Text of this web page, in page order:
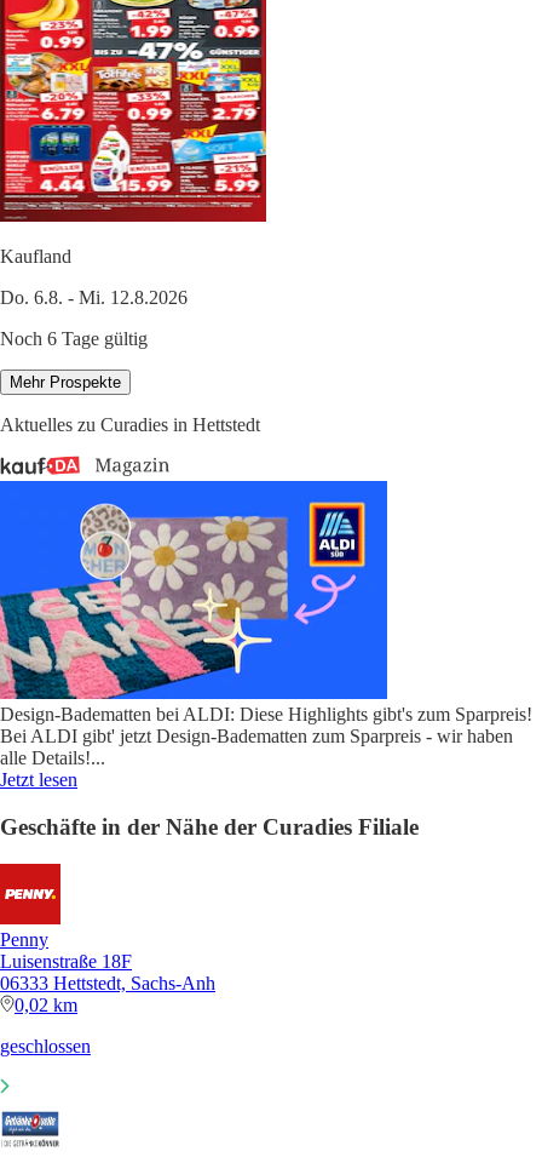
Kaufland
Do. 6.8. - Mi. 12.8.2026
Noch 6 Tage gültig
Mehr Prospekte
Aktuelles zu Curadies in Hettstedt
Design-Badematten bei ALDI: Diese Highlights gibt's zum Sparpreis!
Bei ALDI gibt' jetzt Design-Badematten zum Sparpreis - wir haben
alle Details!...
Jetzt lesen
Geschäfte in der Nähe der Curadies Filiale
Penny
Luisenstraße 18F
06333 Hettstedt, Sachs-Anh
0,02 km
geschlossen